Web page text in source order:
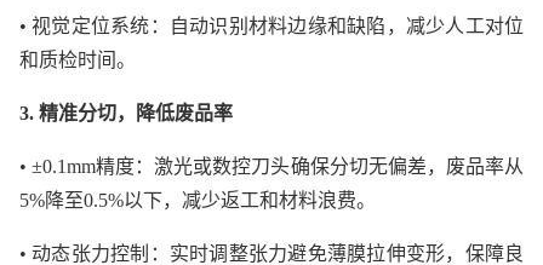
• 视觉定位系统：自动识别材料边缘和缺陷，减少人工对位
和质检时间。
3. 精准分切，降低废品率
• ±0.1mm精度：激光或数控刀头确保分切无偏差，废品率从
5%降至0.5%以下，减少返工和材料浪费。
• 动态张力控制：实时调整张力避免薄膜拉伸变形，保障良